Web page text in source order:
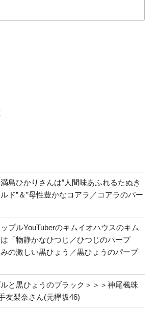
島ひかりさんは”人間味あふれるたぬき
ド”＆”母性豊かなコアラ／コアラのパー
ップルYouTuberのキムイオハウスのキム
「物静かなひつじ／ひつじのパープ
の激しい黒ひょう／黒ひょうのパープ
と黒ひょうのブラック＞＞＞神尾楓珠
友梨奈さん(元欅坂46)